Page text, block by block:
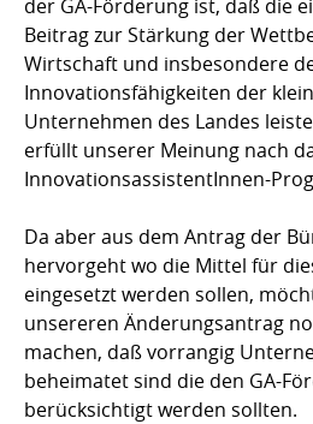
der GA-Förderung ist, daß die
Beitrag zur Stärkung der
Wirtschaft und insbesondere
Innovationsfähigkeiten der
Unternehmen des Landes
erfüllt unserer Meinung nach
InnovationsassistentInnen-
Da aber aus dem Antrag der
hervorgeht wo die Mittel für
eingesetzt werden sollen,
unsereren Änderungsantrag
machen, daß vorrangig
beheimatet sind die den GA-
berücksichtigt werden sollten.